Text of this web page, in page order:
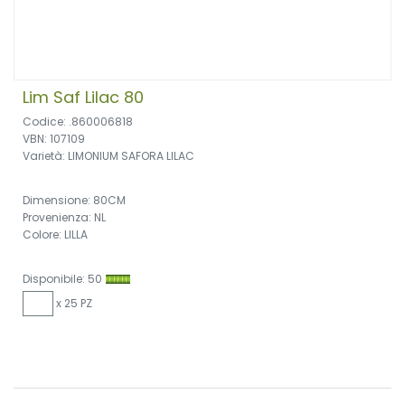
Lim Saf Lilac 80
Codice: .860006818
VBN: 107109
Varietà: LIMONIUM SAFORA LILAC
Dimensione: 80CM
Provenienza: NL
Colore: LILLA
Disponibile: 50
x 25 PZ